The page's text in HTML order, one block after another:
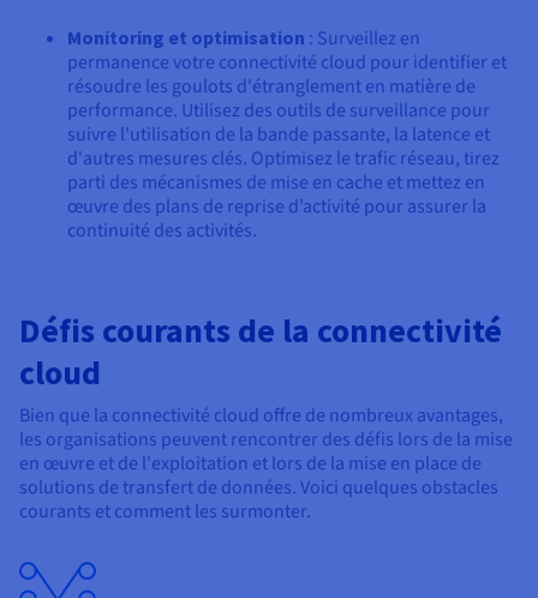
Monitoring et optimisation : Surveillez en
permanence votre connectivité cloud pour identifier et
résoudre les goulots d'étranglement en matière de
performance. Utilisez des outils de surveillance pour
suivre l'utilisation de la bande passante, la latence et
d'autres mesures clés. Optimisez le trafic réseau, tirez
parti des mécanismes de mise en cache et mettez en
œuvre des plans de reprise d’activité pour assurer la
continuité des activités.
Défis courants de la connectivité
cloud
Bien que la connectivité cloud offre de nombreux avantages,
les organisations peuvent rencontrer des défis lors de la mise
en œuvre et de l'exploitation et lors de la mise en place de
solutions de transfert de données. Voici quelques obstacles
courants et comment les surmonter.